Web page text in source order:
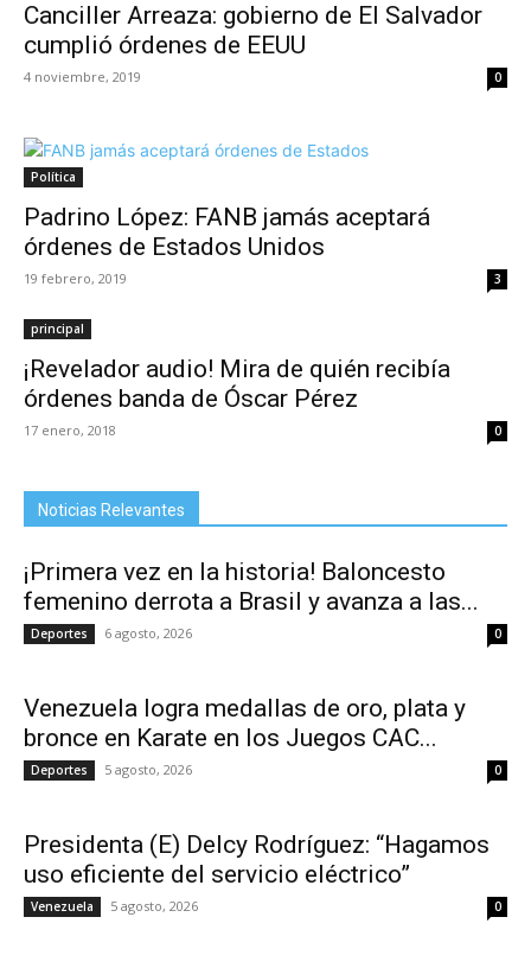
Canciller Arreaza: gobierno de El Salvador
cumplió órdenes de EEUU
4 noviembre, 2019 0
Política
Padrino López: FANB jamás aceptará
órdenes de Estados Unidos
19 febrero, 2019 3
principal
¡Revelador audio! Mira de quién recibía
órdenes banda de Óscar Pérez
17 enero, 2018 0
Noticias Relevantes
¡Primera vez en la historia! Baloncesto
femenino derrota a Brasil y avanza a las...
Deportes 6 agosto, 2026 0
Venezuela logra medallas de oro, plata y
bronce en Karate en los Juegos CAC...
Deportes 5 agosto, 2026 0
Presidenta (E) Delcy Rodríguez: “Hagamos
uso eficiente del servicio eléctrico”
Venezuela 5 agosto, 2026 0